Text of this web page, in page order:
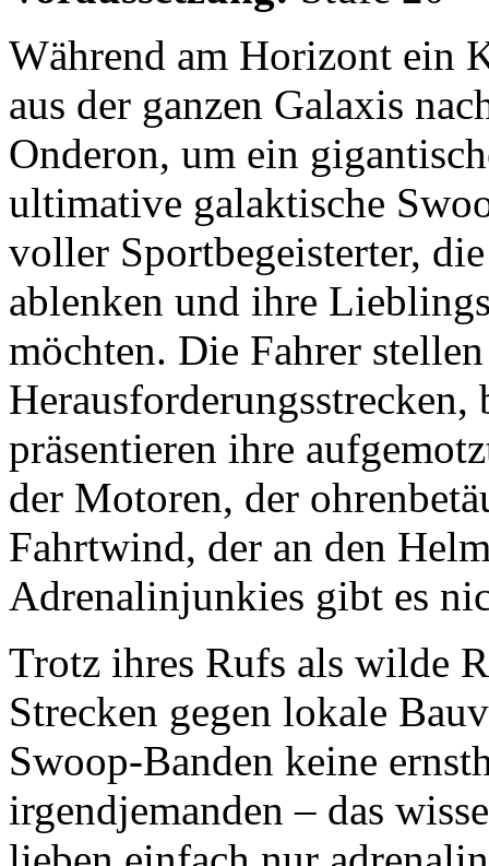
Während am Horizont ein
aus der ganzen Galaxis
Onderon, um ein
ultimative galaktische
voller Sportbegeisterter,
ablenken und ihre
möchten. Die Fahrer
präsentieren ihre
der Motoren, der
Fahrtwind, der an den
Adrenalinjunkies gibt es
Trotz ihres Rufs als wilde
Strecken gegen lokale
Swoop-Banden keine
irgendjemanden – das